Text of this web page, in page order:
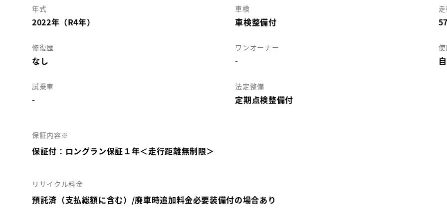
年式
2022年（R4年）
車検
車検整備付
修復歴
なし
ワンオーナー
-
試乗車
-
法定整備
定期点検整備付
保証内容※
保証付：ロングラン保証１年＜走行距離無制限＞
リサイクル料金
預託済（支払総額に含む）/廃車時追加料金必要装備付の場合あり